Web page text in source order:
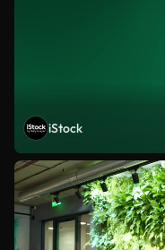
iStock